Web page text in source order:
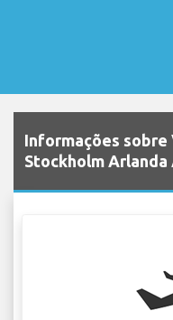
Informações
Stockholm